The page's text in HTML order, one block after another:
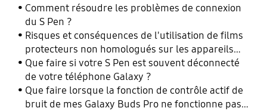
Comment résoudre les problèmes de connexion
du S Pen ?
Risques et conséquences de l'utilisation de films
protecteurs non homologués sur les appareils
mobiles Samsung Galaxy
Que faire si votre S Pen est souvent déconnecté
de votre téléphone Galaxy ?
Que faire lorsque la fonction de contrôle actif de
bruit de mes Galaxy Buds Pro ne fonctionne pas